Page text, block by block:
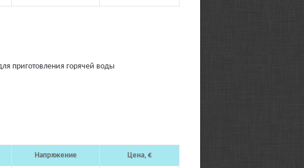
приготовления горячей воды
Напряжение Цена, €